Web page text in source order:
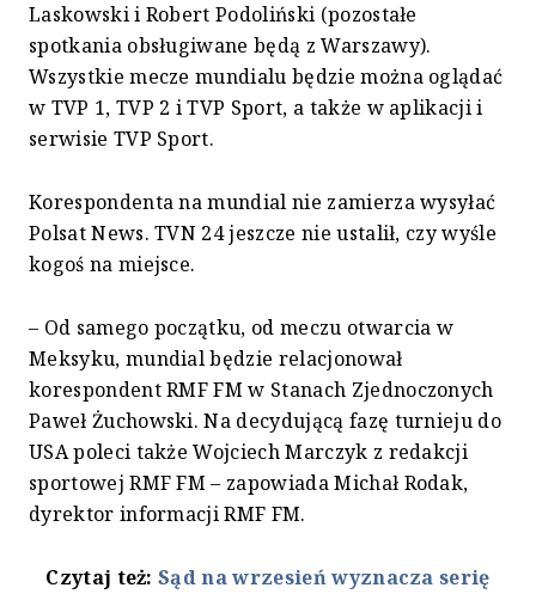
Laskowski i Robert Podoliński (pozostałe
spotkania obsługiwane będą z Warszawy).
Wszystkie mecze mundialu będzie można oglądać
w TVP 1, TVP 2 i TVP Sport, a także w aplikacji i
serwisie TVP Sport.
Korespondenta na mundial nie zamierza wysyłać
Polsat News. TVN 24 jeszcze nie ustalił, czy wyśle
kogoś na miejsce.
– Od samego początku, od meczu otwarcia w
Meksyku, mundial będzie relacjonował
korespondent RMF FM w Stanach Zjednoczonych
Paweł Żuchowski. Na decydującą fazę turnieju do
USA poleci także Wojciech Marczyk z redakcji
sportowej RMF FM – zapowiada Michał Rodak,
dyrektor informacji RMF FM.
Czytaj też:Sąd na wrzesień wyznacza serię